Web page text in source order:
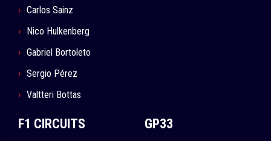
Carlos Sainz
Nico Hulkenberg
Gabriel Bortoleto
Sergio Pérez
Valtteri Bottas
F1 CIRCUITS GP33